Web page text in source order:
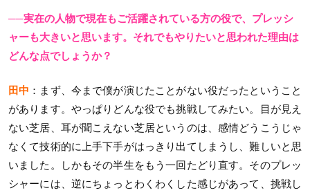
──実在の人物で現在もご活躍されている方の役で、プレッシ
ャーも大きいと思います。それでもやりたいと思われた理由は
どんな点でしょうか？
田中 ：まず、今まで僕が演じたことがない役だったということ
があります。やっぱりどんな役でも挑戦してみたい。目が見え
ない芝居、耳が聞こえない芝居というのは、感情どうこうじゃ
なくて技術的に上手下手がはっきり出てしまうし、難しいと思
いました。しかもその半生をもう一回たどり直す。そのプレッ
シャーには、逆にちょっとわくわくした感じがあって、挑戦し